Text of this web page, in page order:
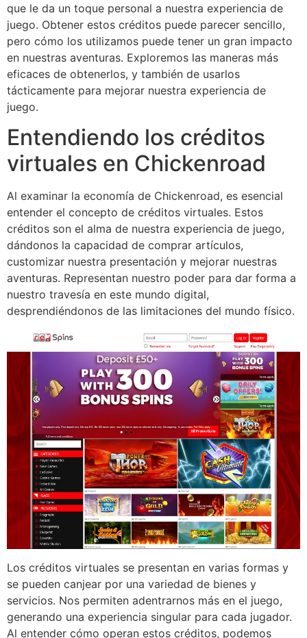
que le da un toque personal a nuestra experiencia de
juego. Obtener estos créditos puede parecer sencillo,
pero cómo los utilizamos puede tener un gran impacto
en nuestras aventuras. Exploremos las maneras más
eficaces de obtenerlos, y también de usarlos
tácticamente para mejorar nuestra experiencia de
juego.
Entendiendo los créditos
virtuales en Chickenroad
Al examinar la economía de Chickenroad, es esencial
entender el concepto de créditos virtuales. Estos
créditos son el alma de nuestra experiencia de juego,
dándonos la capacidad de comprar artículos,
customizar nuestra presentación y mejorar nuestras
aventuras. Representan nuestro poder para dar forma a
nuestro travesía en este mundo digital,
desprendiéndonos de las limitaciones del mundo físico.
Los créditos virtuales se presentan en varias formas y
se pueden canjear por una variedad de bienes y
servicios. Nos permiten adentrarnos más en el juego,
generando una experiencia singular para cada jugador.
Al entender cómo operan estos créditos, podemos